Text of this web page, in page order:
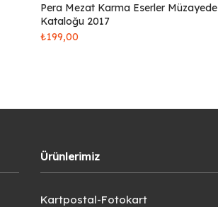
Pera Mezat Karma Eserler Müzayede
Kataloğu 2017
₺199,00
Ürünlerimiz
Kartpostal-Fotokart